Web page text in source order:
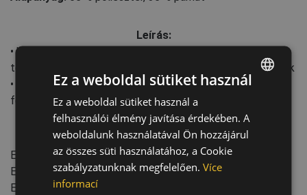
Leírás:
• kötött, varratmentes pamut-poliészter kesztyű • félig
természetes latexbe mártva • csúszásgátló tenyér és ujjak
• rugalmas, kötött mandzsettáa méretek: női 7, 8 (zöld) |
férfi 9, 10, 11 (szürke)
Szabványok:
EN ISO 21420:2020
EN 388
:2016+A1:2018 (3141X)
EN_407
:2020 (X1XXXX)
CZECH
HUNGARIAN
SLOVAK
Ez a weboldal sütiket használ
Ez a weboldal sütiket használ a
felhasználói élmény javítása érdekében. A
weboldalunk használatával Ön hozzájárul
az összes süti használatához, a Cookie
szabályzatunknak megfelelően. Více
informací